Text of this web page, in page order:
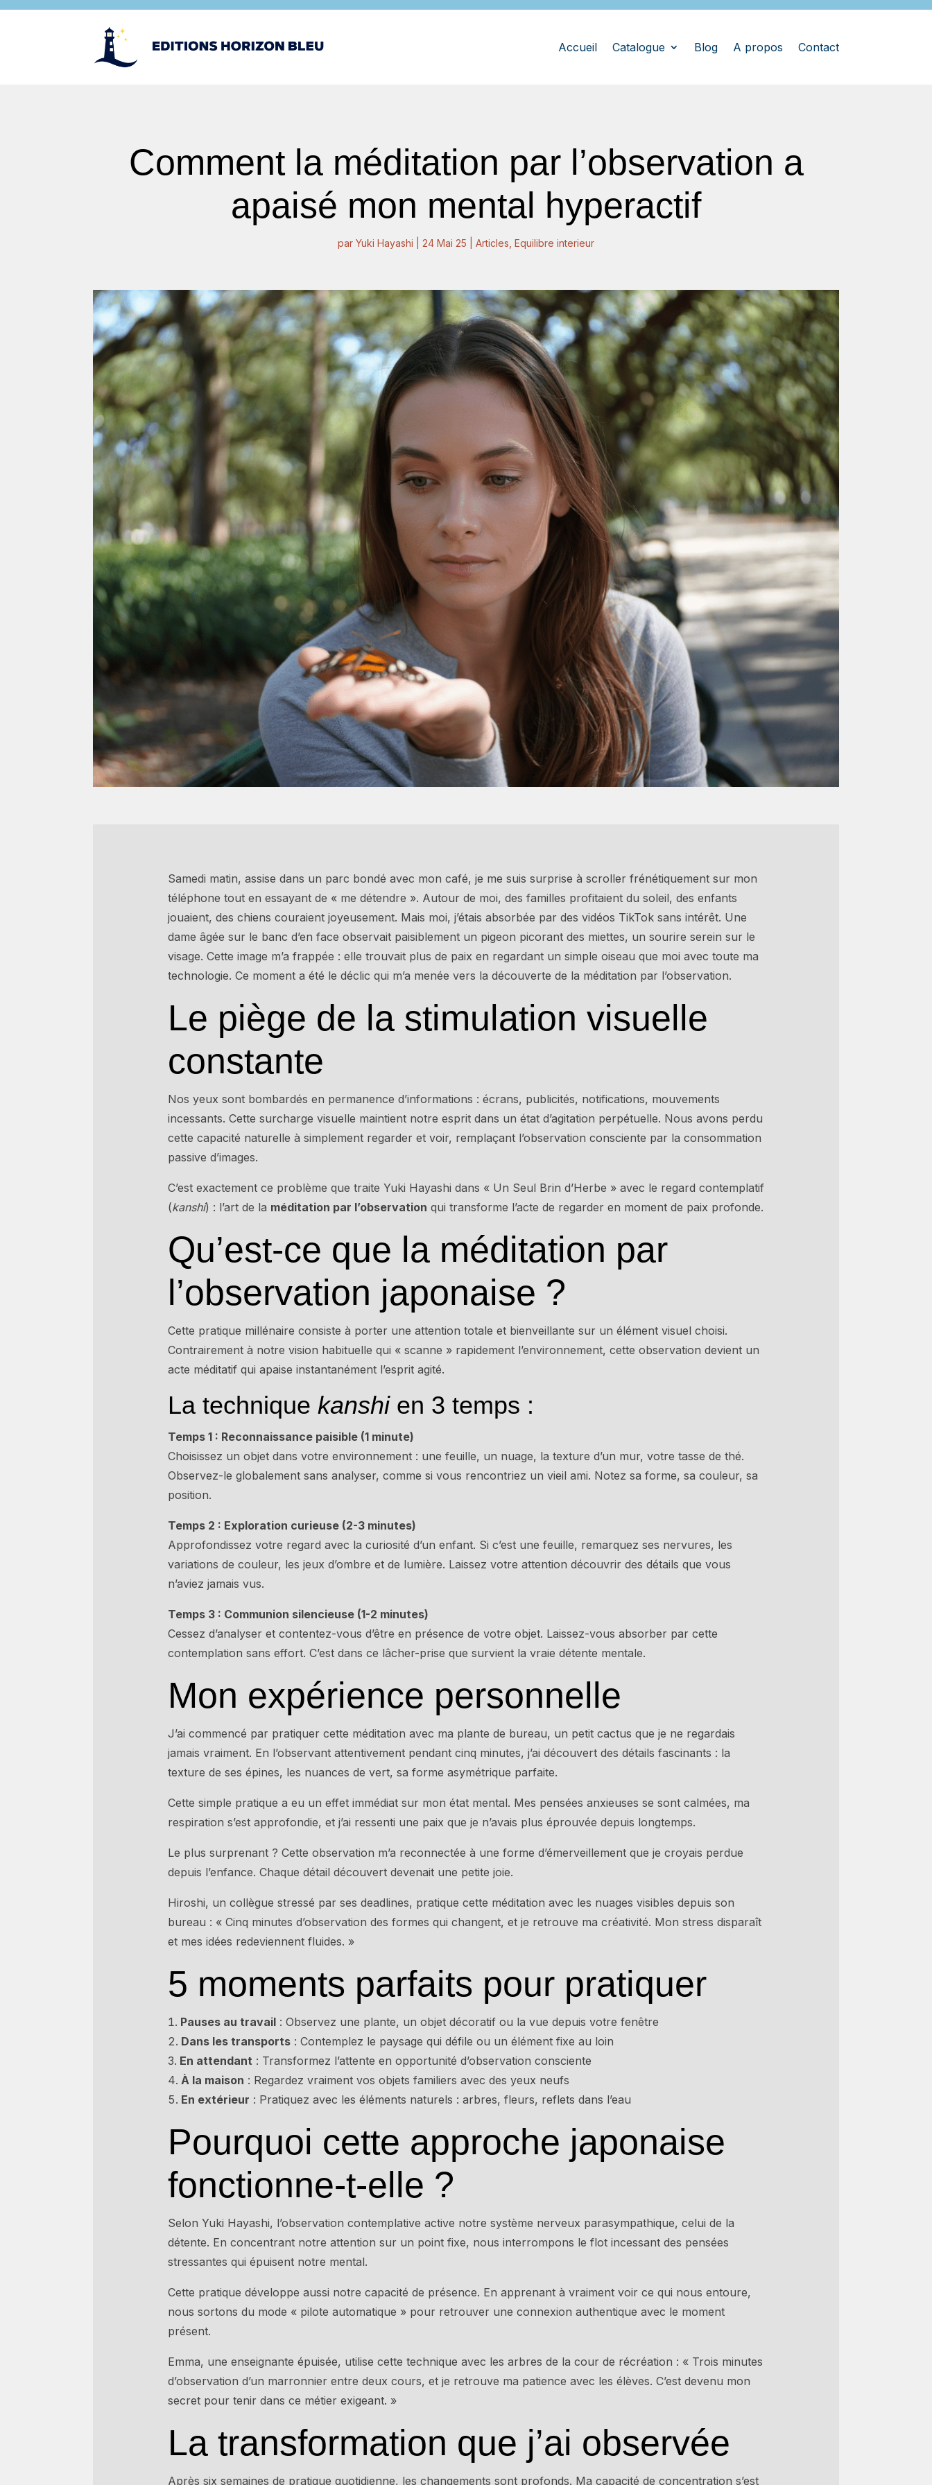
Accueil Catalogue Blog A propos Contact
Comment la méditation par l’observation a
apaisé mon mental hyperactif
par Yuki Hayashi 24 Mai 25 Articles Equilibre interieur
Samedi matin, assise dans un parc bondé avec mon café, je me suis surprise à scroller frénétiquement sur mon
téléphone tout en essayant de « me détendre ». Autour de moi, des familles profitaient du soleil, des enfants
jouaient, des chiens couraient joyeusement. Mais moi, j’étais absorbée par des vidéos TikTok sans intérêt. Une
dame âgée sur le banc d’en face observait paisiblement un pigeon picorant des miettes, un sourire serein sur le
visage. Cette image m’a frappée : elle trouvait plus de paix en regardant un simple oiseau que moi avec toute ma
technologie. Ce moment a été le déclic qui m’a menée vers la découverte de la méditation par l’observation.
Le piège de la stimulation visuelle
constante
Nos yeux sont bombardés en permanence d’informations : écrans, publicités, notifications, mouvements
incessants. Cette surcharge visuelle maintient notre esprit dans un état d’agitation perpétuelle. Nous avons perdu
cette capacité naturelle à simplement regarder et voir, remplaçant l’observation consciente par la consommation
passive d’images.
C’est exactement ce problème que traite Yuki Hayashi dans « Un Seul Brin d’Herbe » avec le regard contemplatif
(kanshi) : l’art de la méditation par l’observation qui transforme l’acte de regarder en moment de paix profonde.
Qu’est-ce que la méditation par
l’observation japonaise ?
Cette pratique millénaire consiste à porter une attention totale et bienveillante sur un élément visuel choisi.
Contrairement à notre vision habituelle qui « scanne » rapidement l’environnement, cette observation devient un
acte méditatif qui apaise instantanément l’esprit agité.
La technique kanshien 3 temps :
Temps 1 : Reconnaissance paisible (1 minute)
Choisissez un objet dans votre environnement : une feuille, un nuage, la texture d’un mur, votre tasse de thé.
Observez-le globalement sans analyser, comme si vous rencontriez un vieil ami. Notez sa forme, sa couleur, sa
position.
Temps 2 : Exploration curieuse (2-3 minutes)
Approfondissez votre regard avec la curiosité d’un enfant. Si c’est une feuille, remarquez ses nervures, les
variations de couleur, les jeux d’ombre et de lumière. Laissez votre attention découvrir des détails que vous
n’aviez jamais vus.
Temps 3 : Communion silencieuse (1-2 minutes)
Cessez d’analyser et contentez-vous d’être en présence de votre objet. Laissez-vous absorber par cette
contemplation sans effort. C’est dans ce lâcher-prise que survient la vraie détente mentale.
Mon expérience personnelle
J’ai commencé par pratiquer cette méditation avec ma plante de bureau, un petit cactus que je ne regardais
jamais vraiment. En l’observant attentivement pendant cinq minutes, j’ai découvert des détails fascinants : la
texture de ses épines, les nuances de vert, sa forme asymétrique parfaite.
Cette simple pratique a eu un effet immédiat sur mon état mental. Mes pensées anxieuses se sont calmées, ma
respiration s’est approfondie, et j’ai ressenti une paix que je n’avais plus éprouvée depuis longtemps.
Le plus surprenant ? Cette observation m’a reconnectée à une forme d’émerveillement que je croyais perdue
depuis l’enfance. Chaque détail découvert devenait une petite joie.
Hiroshi, un collègue stressé par ses deadlines, pratique cette méditation avec les nuages visibles depuis son
bureau : « Cinq minutes d’observation des formes qui changent, et je retrouve ma créativité. Mon stress disparaît
et mes idées redeviennent fluides. »
5 moments parfaits pour pratiquer
Pauses au travail: Observez une plante, un objet décoratif ou la vue depuis votre fenêtre
Dans les transports: Contemplez le paysage qui défile ou un élément fixe au loin
En attendant : Transformez l’attente en opportunité d’observation consciente
À la maison : Regardez vraiment vos objets familiers avec des yeux neufs
En extérieur : Pratiquez avec les éléments naturels : arbres, fleurs, reflets dans l’eau
Pourquoi cette approche japonaise
fonctionne-t-elle ?
Selon Yuki Hayashi, l’observation contemplative active notre système nerveux parasympathique, celui de la
détente. En concentrant notre attention sur un point fixe, nous interrompons le flot incessant des pensées
stressantes qui épuisent notre mental.
Cette pratique développe aussi notre capacité de présence. En apprenant à vraiment voir ce qui nous entoure,
nous sortons du mode « pilote automatique » pour retrouver une connexion authentique avec le moment
présent.
Emma, une enseignante épuisée, utilise cette technique avec les arbres de la cour de récréation : « Trois minutes
d’observation d’un marronnier entre deux cours, et je retrouve ma patience avec les élèves. C’est devenu mon
secret pour tenir dans ce métier exigeant. »
La transformation que j’ai observée
Après six semaines de pratique quotidienne, les changements sont profonds. Ma capacité de concentration s’est